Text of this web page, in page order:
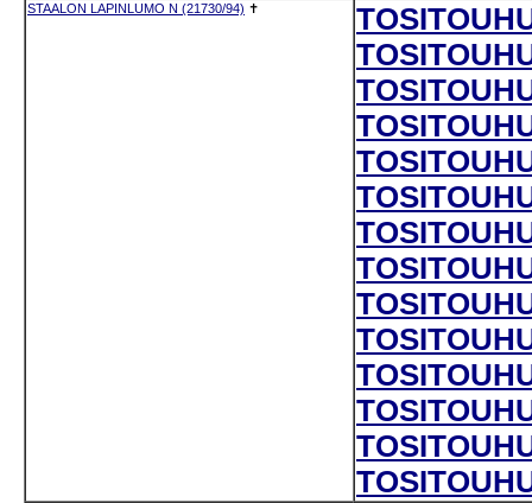
STAALON LAPINLUMO N (21730/94) ✝